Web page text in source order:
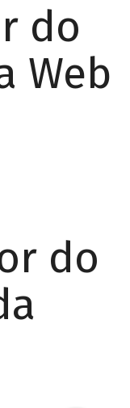
do
Web
do